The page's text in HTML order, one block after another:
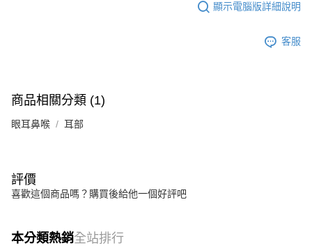
顯示電腦版詳細說明
客服
商品相關分類 (1)
眼耳鼻喉 耳部
評價
喜歡這個商品嗎？購買後給他一個好評吧
本分類熱銷全站排行